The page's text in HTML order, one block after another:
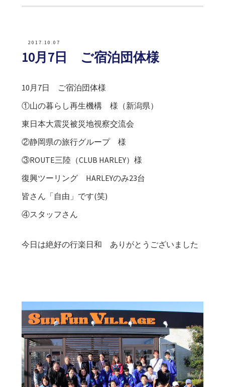
2017.10.07
10月7日 ご宿泊団体様
10月7日 ご宿泊団体様
①山の暮らし再生機構 様（新潟県）
東日本大震災被災地視察交流会
②静岡県の旅行グループ 様
③ROUTE三陸（CLUB HARLEY）様
復興ツーリング HARLEYのみ23台
皆さん「自由」です(笑)
④スタッフさん
今日は絶好の行楽日和 ありがとうございました